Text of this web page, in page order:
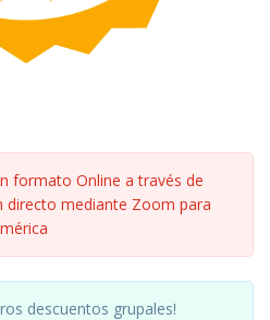
formato Online a través de
directo mediante Zoom para
descuentos grupales!